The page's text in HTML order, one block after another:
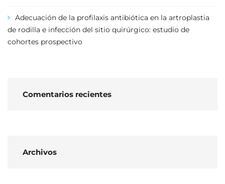
Adecuación de la profilaxis antibiótica en la artroplastia
de rodilla e infección del sitio quirúrgico: estudio de
cohortes prospectivo
Comentarios recientes
Archivos